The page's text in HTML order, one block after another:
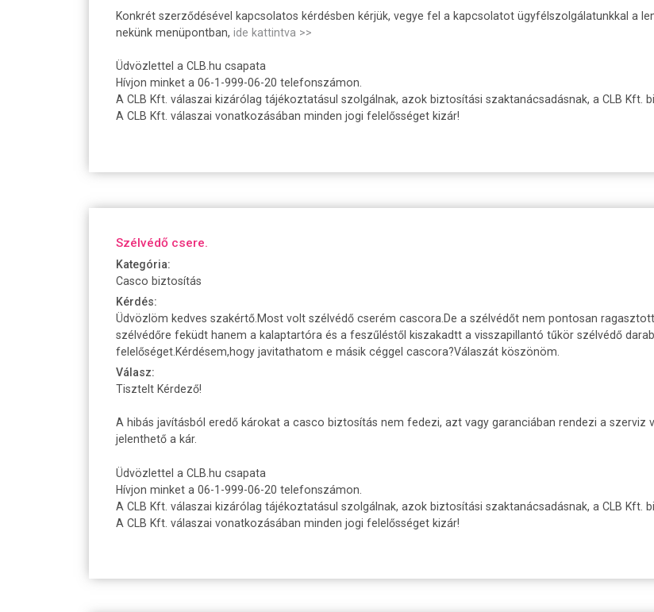
Konkrét szerződésével kapcsolatos kérdésben kérjük, vegye fel a kapcsolatot ügyfélszolgálatunkkal a
nekünk menüpontban, ide kattintva >>
Üdvözlettel a CLB.hu csapata
Hívjon minket a 06-1-999-06-20 telefonszámon.
A CLB Kft. válaszai kizárólag tájékoztatásul szolgálnak, azok biztosítási szaktanácsadásnak, a CLB Kft.
A CLB Kft. válaszai vonatkozásában minden jogi felelősséget kizár!
Szélvédő csere.
Kategória:
Casco biztosítás
Kérdés:
Üdvözlöm kedves szakértő.Most volt szélvédő cserém cascora.De a szélvédőt nem pontosan
szélvédőre feküdt hanem a kalaptartóra és a feszűléstől kiszakadtt a visszapillantó tűkör szélvédő
felelőséget.Kérdésem,hogy javitathatom e másik céggel cascora?Válaszát köszönöm.
Válasz:
Tisztelt Kérdező!
A hibás javításból eredő károkat a casco biztosítás nem fedezi, azt vagy garanciában rendezi a szerviz
jelenthető a kár.
Üdvözlettel a CLB.hu csapata
Hívjon minket a 06-1-999-06-20 telefonszámon.
A CLB Kft. válaszai kizárólag tájékoztatásul szolgálnak, azok biztosítási szaktanácsadásnak, a CLB Kft.
A CLB Kft. válaszai vonatkozásában minden jogi felelősséget kizár!